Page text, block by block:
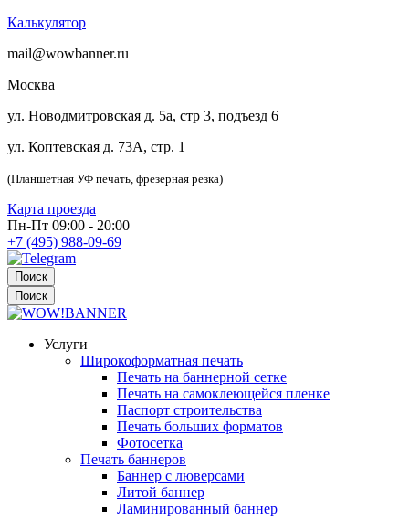
Калькулятор
mail@wowbanner.ru
Москва
ул. Новодмитровская д. 5а, стр 3, подъезд 6
ул. Коптевская д. 73А, стр. 1
(Планшетная УФ печать, фрезерная резка)
Карта проезда
Пн-Пт 09:00 - 20:00
+7 (495) 988-09-69
Поиск
Поиск
Услуги
Широкоформатная печать
Печать на баннерной сетке
Печать на самоклеющейся пленке
Паспорт строительства
Печать больших форматов
Фотосетка
Печать баннеров
Баннер с люверсами
Литой баннер
Ламинированный баннер